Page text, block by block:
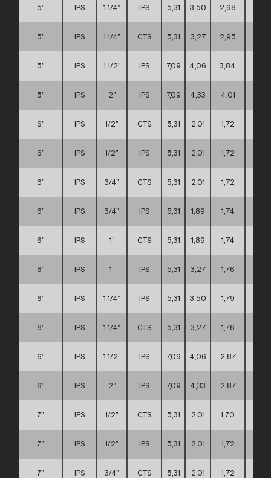
5” IPS 1 1/4” IPS 5,31 3,50 2,98
5” IPS 1 1/4” CTS 5,31 3,27 2,95
5” IPS 1 1/2” IPS 7,09 4,06 3,84
5” IPS 2” IPS 7,09 4,33 4,01
6” IPS 1/2” CTS 5,31 2,01 1,72
6” IPS 1/2” IPS 5,31 2,01 1,72
6” IPS 3/4” CTS 5,31 2,01 1,72
6” IPS 3/4” IPS 5,31 1,89 1,74
6” IPS 1” CTS 5,31 1,89 1,74
6” IPS 1” IPS 5,31 3,27 1,76
6” IPS 1 1/4” IPS 5,31 3,50 1,79
6” IPS 1 1/4” CTS 5,31 3,27 1,76
6” IPS 1 1/2” IPS 7,09 4,06 2,87
6” IPS 2” IPS 7,09 4,33 2,87
7” IPS 1/2” CTS 5,31 2,01 1,70
7” IPS 1/2” IPS 5,31 2,01 1,72
7” IPS 3/4” CTS 5,31 2,01 1,72